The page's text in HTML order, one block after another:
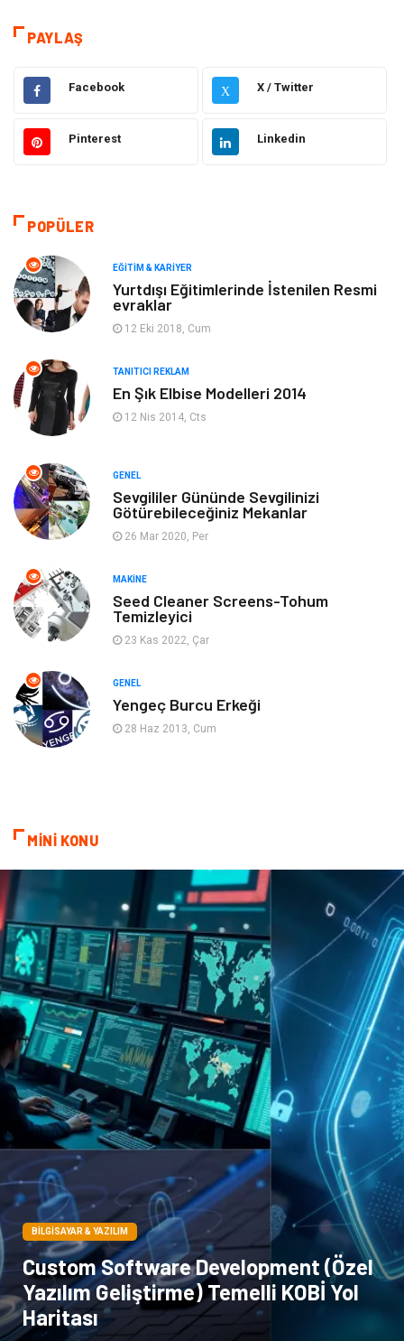
Hizmet
Hukuk Emlak
Otomotiv Sağlıklı Yaşam
Moda
Makine
Elektronik
Giyim
Ev Dekorasyon Organizasyon
Anne & Çocuk Genel Kültür
Ev İşleri
Gençlik & Eğlence
Mobilya
Evlilik Rehberi
Astroloji Keyfinizi Kaçırmayın
Sigorta Çadır
Yazı Tahtaları Pet Malzemeleri
PAYLAŞ
Facebook X X / Twitter
Pinterest Linkedin
POPÜLER
EĞITIM & KARIYER
Yurtdışı Eğitimlerinde İstenilen Resmi
evraklar
12 Eki 2018, Cum
TANITICI REKLAM
En Şık Elbise Modelleri 2014
12 Nis 2014, Cts
GENEL
Sevgililer Gününde Sevgilinizi
Götürebileceğiniz Mekanlar
26 Mar 2020, Per
MAKINE
Seed Cleaner Screens-Tohum
Temizleyici
23 Kas 2022, Çar
GENEL
Yengeç Burcu Erkeği
28 Haz 2013, Cum
MİNİ KONU
BILGISAYAR & YAZILIM
Custom Software Development (Özel
Yazılım Geliştirme) Temelli KOBİ Yol
Haritası